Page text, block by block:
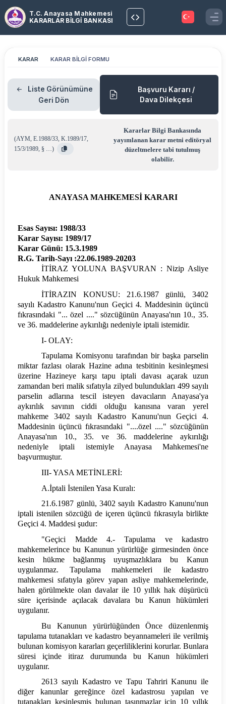
T.C. Anayasa Mahkemesi
KARARLAR BİLGİ BANKASI
KARAR KARAR BİLGİ FORMU
Liste Görünümüne
Geri Dön
Başvuru Kararı /
Dava Dilekçesi
(AYM, E.1988/33, K.1989/17,
15/3/1989, § …)
Kararlar Bilgi Bankasında
yayımlanan karar metni editöryal
düzeltmelere tabi tutulmuş
olabilir.